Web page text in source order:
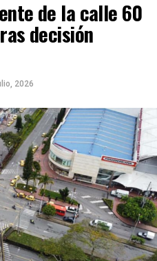
de la calle 60
decisión
2026